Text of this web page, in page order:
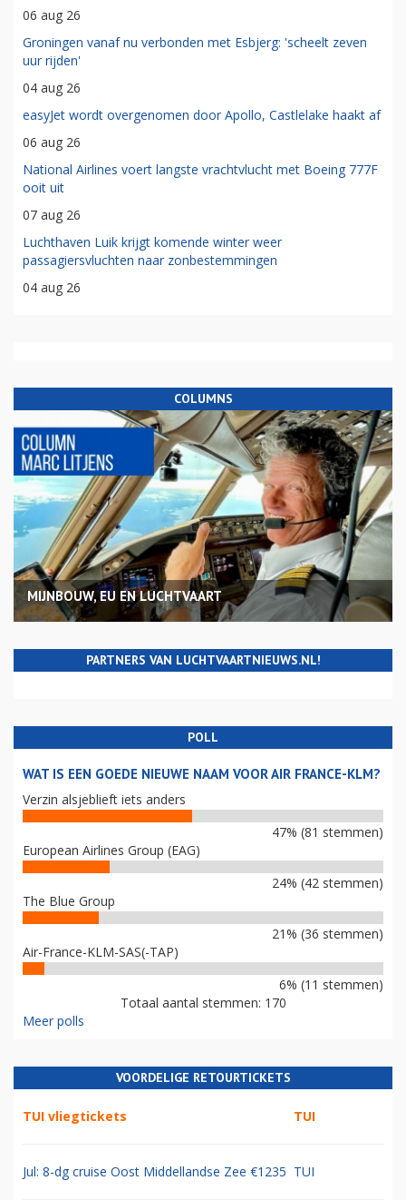
06 aug 26
Groningen vanaf nu verbonden met Esbjerg: 'scheelt zeven
uur rijden'
04 aug 26
easyJet wordt overgenomen door Apollo, Castlelake haakt af
06 aug 26
National Airlines voert langste vrachtvlucht met Boeing 777F
ooit uit
07 aug 26
Luchthaven Luik krijgt komende winter weer
passagiersvluchten naar zonbestemmingen
04 aug 26
COLUMNS
MIJNBOUW, EU EN LUCHTVAART
PARTNERS VAN LUCHTVAARTNIEUWS.NL!
POLL
WAT IS EEN GOEDE NIEUWE NAAM VOOR AIR FRANCE-KLM?
Verzin alsjeblieft iets anders
47% (81 stemmen)
European Airlines Group (EAG)
24% (42 stemmen)
The Blue Group
21% (36 stemmen)
Air-France-KLM-SAS(-TAP)
6% (11 stemmen)
Totaal aantal stemmen: 170
Meer polls
VOORDELIGE RETOURTICKETS
TUI vliegtickets TUI
Jul: 8-dg cruise Oost Middellandse Zee €1235 TUI